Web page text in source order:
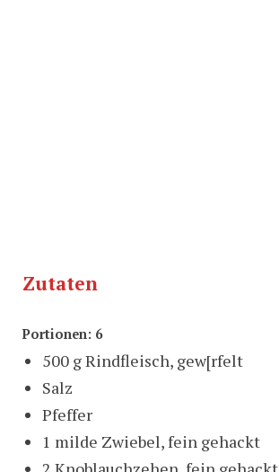
Zutaten
Portionen: 6
500 g Rindfleisch, gew[rfelt
Salz
Pfeffer
1 milde Zwiebel, fein gehackt